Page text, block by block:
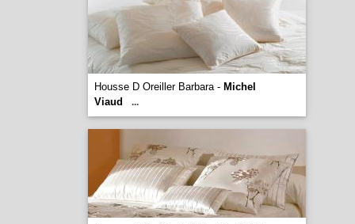
Housse D Oreiller Barbara - Michel
Viaud
...